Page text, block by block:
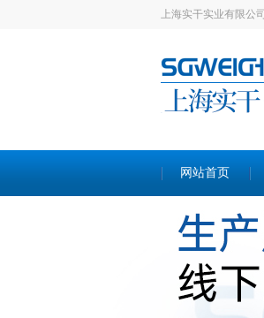
上海实干实业有限公
网站首页